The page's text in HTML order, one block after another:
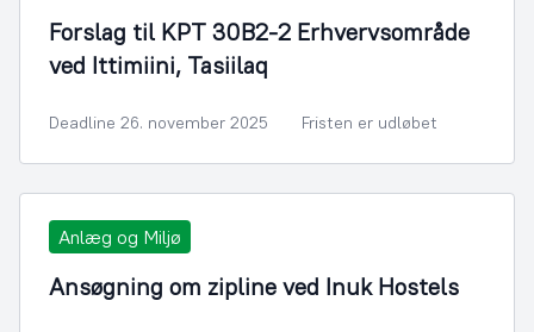
Forslag til KPT 30B2-2 Erhvervsområde
ved Ittimiini, Tasiilaq
Deadline 26. november 2025 Fristen er udløbet
Anlæg og Miljø
Ansøgning om zipline ved Inuk Hostels